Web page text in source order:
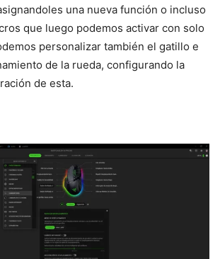
una nueva función o incluso
que luego podemos activar con solo
personalizar también el gatillo e
de la rueda, configurando la
de esta.